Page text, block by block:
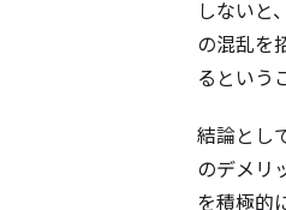
しないと
の混乱を
るという
結論とし
のデメリ
を積極的